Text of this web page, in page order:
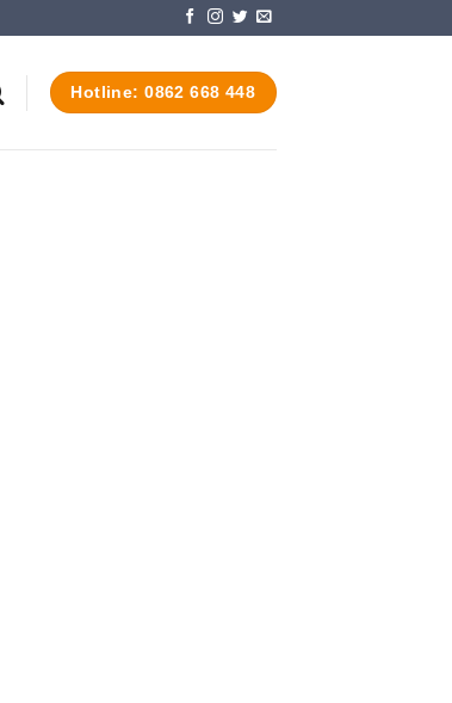
Hotline: 0862 668 448